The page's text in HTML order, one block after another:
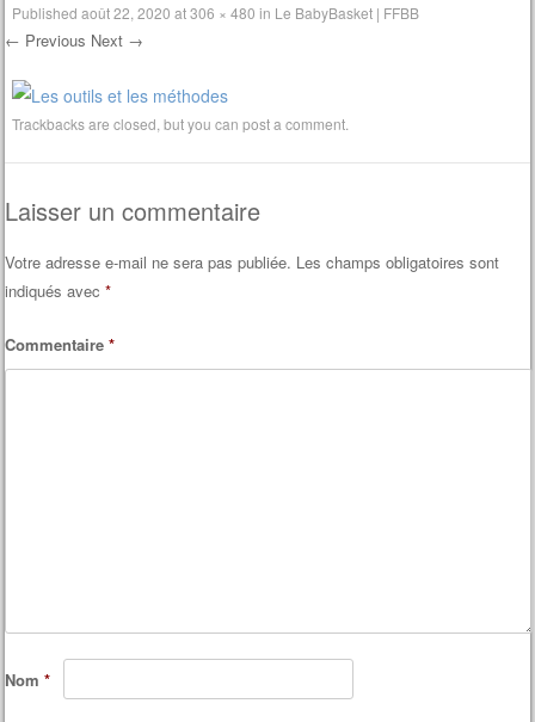
Publishedaoût 22, 2020 at306 × 480 in Le BabyBasket | FFBB
← Previous Next →
Trackbacks are closed, but you canpost a comment
Laisser un commentaire
Votre adresse e-mail ne sera pas publiée. Les champs obligatoires sont
indiqués avec*
Commentaire*
Nom*